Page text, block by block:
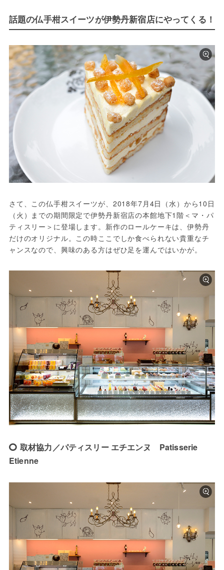
話題の仏手柑スイーツが伊勢丹新宿店にやってくる！
さて、この仏手柑スイーツが、2018年7月4日（水）から10日
（火）までの期間限定で伊勢丹新宿店の本館地下1階＜マ・パ
ティスリー＞に登場します。新作のロールケーキは、伊勢丹
だけのオリジナル。この時ここでしか食べられない貴重なチ
ャンスなので、興味のある方はぜひ足を運んではいかが。
取材協力／パティスリー エチエンヌ Patisserie
Etienne